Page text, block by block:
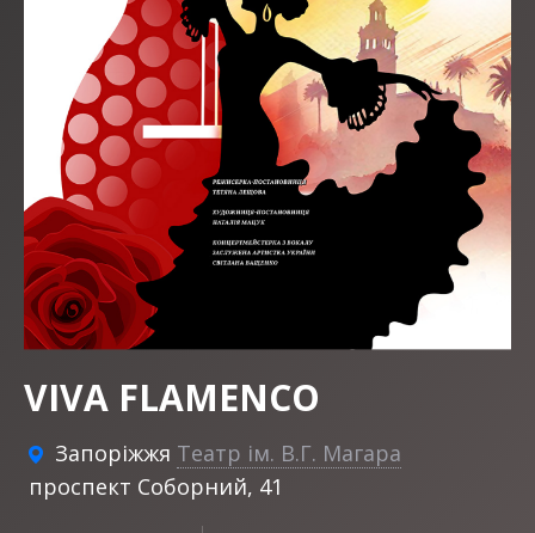
VIVA FLAMENCO
Запоріжжя Театр ім. В.Г. Магара
проспект Соборний, 41